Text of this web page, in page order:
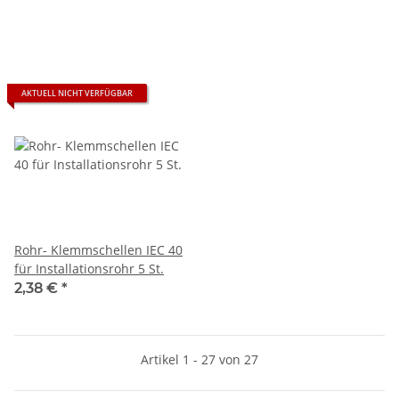
AKTUELL NICHT VERFÜGBAR
Rohr- Klemmschellen IEC 40
für Installationsrohr 5 St.
2,38 € *
Artikel 1 - 27 von 27